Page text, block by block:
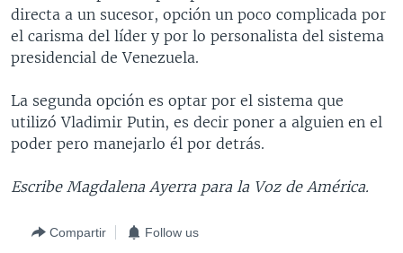
directa a un sucesor, opción un poco complicada por
el carisma del líder y por lo personalista del sistema
presidencial de Venezuela.
La segunda opción es optar por el sistema que
utilizó Vladimir Putin, es decir poner a alguien en el
poder pero manejarlo él por detrás.
Escribe Magdalena Ayerra para la Voz de América.
Compartir Follow us